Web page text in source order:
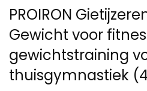
PROIRON
Gewicht voor
gewichtstraining
thuisgymnastiek